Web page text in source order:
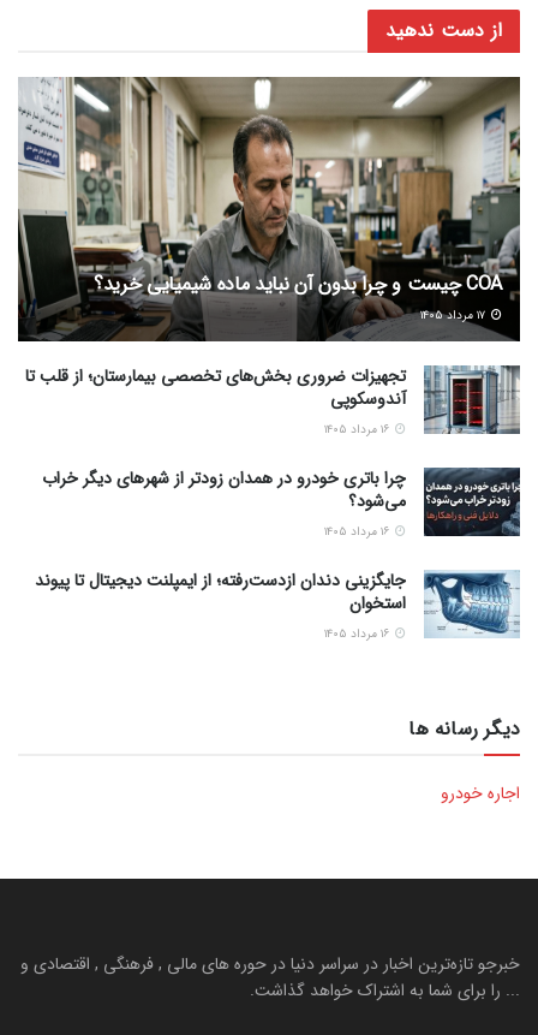
از دست ندهید
COA چیست و چرا بدون آن نباید ماده شیمیایی خرید؟
تجهیزات ضروری بخش‌های تخصصی بیمارستان؛ از قلب تا
آندوسکوپی
چرا باتری خودرو در همدان زودتر از شهرهای دیگر خراب
می‌شود؟
جایگزینی دندان ازدست‌رفته؛ از ایمپلنت دیجیتال تا پیوند
استخوان
دیگر رسانه ها
اجاره خودرو
خبرجو تازه‌ترین اخبار در سراسر دنیا در حوره های مالی , فرهنگی , اقتصادی و
... را برای شما به اشتراک خواهد گذاشت.